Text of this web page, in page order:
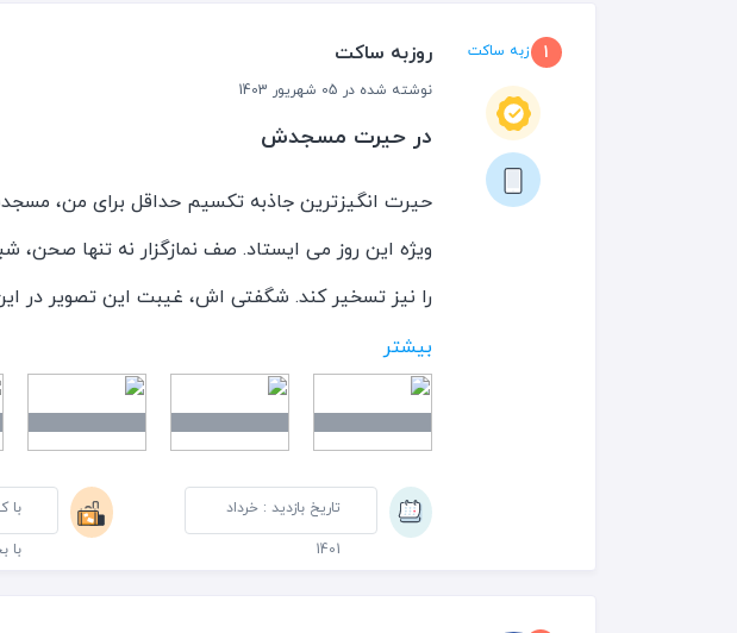
1 روزبه ساکت
نوشته شده در 05 شهریور 1403
در حیرت مسجدش
حیرت انگیزترین جاذبه تکسیم حداقل برای من،
ویژه این روز می ایستاد. صف نمازگزار نه تنها صحن،
را نیز تسخیر کند. شگفتی اش، غیبت این تصویر در
تکسیم پیاده راه است. دست فروش های اندکی دارد که
جاذبه خیابان می افزایند. اغذیه فروشی هایی که
البته کیفیت های نه چندان بالا می فروشند، برای
اطراف پر از هتل است و فونیکولار جذابش، گردشگر
بیشتر
تاریخ بازدید : خرداد
1401
با
با